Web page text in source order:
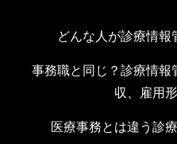
どんな人が診療情報
事務職と同じ？診療情
収、雇用
医療事務とは違う診